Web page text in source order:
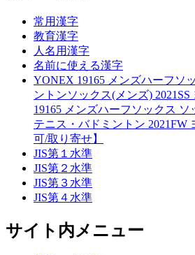
常用漢字
教育漢字
人名用漢字
名前に使える漢字
YONEX 19165 メンズハーフソ
ントンソックス(メンズ)
19165 メンズハーフソックス
テニス・バドミントン 2021FW
可/取り寄せ】
JIS第１水準
JIS第２水準
JIS第３水準
JIS第４水準
サイト内メニュー